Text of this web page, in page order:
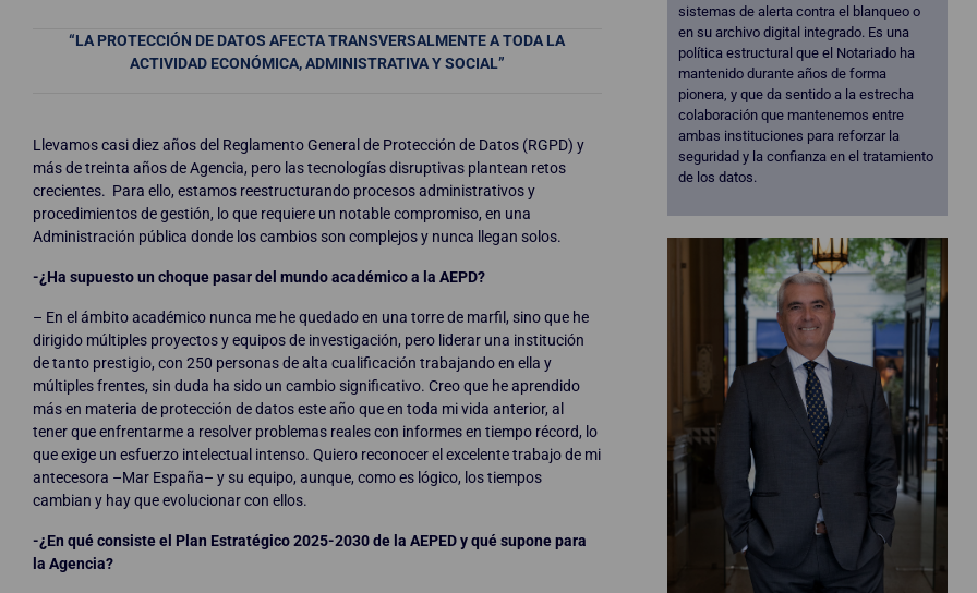
“LA PROTECCIÓN DE DATOS AFECTA TRANSVERSALMENTE A TODA LA
ACTIVIDAD ECONÓMICA, ADMINISTRATIVA Y SOCIAL”
Llevamos casi diez años del Reglamento General de Protección de Datos (RGPD) y
más de treinta años de Agencia, pero las tecnologías disruptivas plantean retos
crecientes. ​ Para ello, estamos reestructurando procesos administrativos y
procedimientos de gestión, lo que requiere un notable compromiso, en una
Administración pública donde los cambios son complejos y nunca llegan solos.
-¿Ha supuesto un choque pasar del mundo académico a la AEPD?
– En el ámbito académico nunca me he quedado en una torre de marfil, sino que he
dirigido múltiples proyectos y equipos de investigación, pero liderar una institución
de tanto prestigio, con 250 personas de alta cualificación trabajando en ella y
múltiples frentes, sin duda ha sido un cambio significativo. Creo que he aprendido
más en materia de protección de datos este año que en toda mi vida anterior, al
tener que enfrentarme a resolver problemas reales con informes en tiempo récord, lo
que exige un esfuerzo intelectual intenso. Quiero reconocer el excelente trabajo de mi
antecesora –Mar España– y su equipo, aunque, como es lógico, los tiempos
cambian y hay que evolucionar con ellos.
-¿En qué consiste el Plan Estratégico 2025-2030 de la AEPED y qué supone para
la Agencia?
sistemas de alerta contra el blanqueo o
en su archivo digital integrado. Es una
política estructural que el Notariado ha
mantenido durante años de forma
pionera, y que da sentido a la estrecha
colaboración que mantenemos entre
ambas instituciones para reforzar la
seguridad y la confianza en el tratamiento
de los datos.